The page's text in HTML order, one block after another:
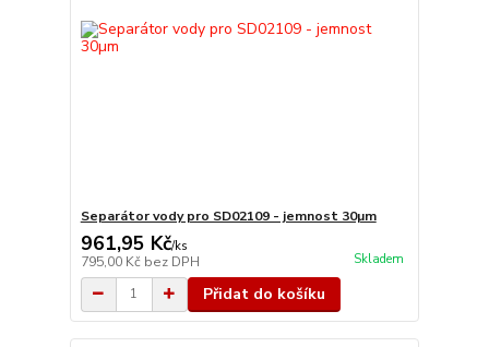
Separátor vody pro SD02109 - jemnost 30µm
961,95 Kč/ks
795,00 Kč bez DPH Skladem
Přidat do košíku